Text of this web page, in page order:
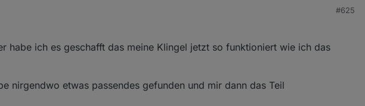
#625
habe ich es geschafft das meine Klingel jetzt so funktioniert wie ich das
nirgendwo etwas passendes gefunden und mir dann das Teil